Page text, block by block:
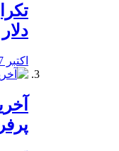
دلار 11 400
اکتبر 17, 2019